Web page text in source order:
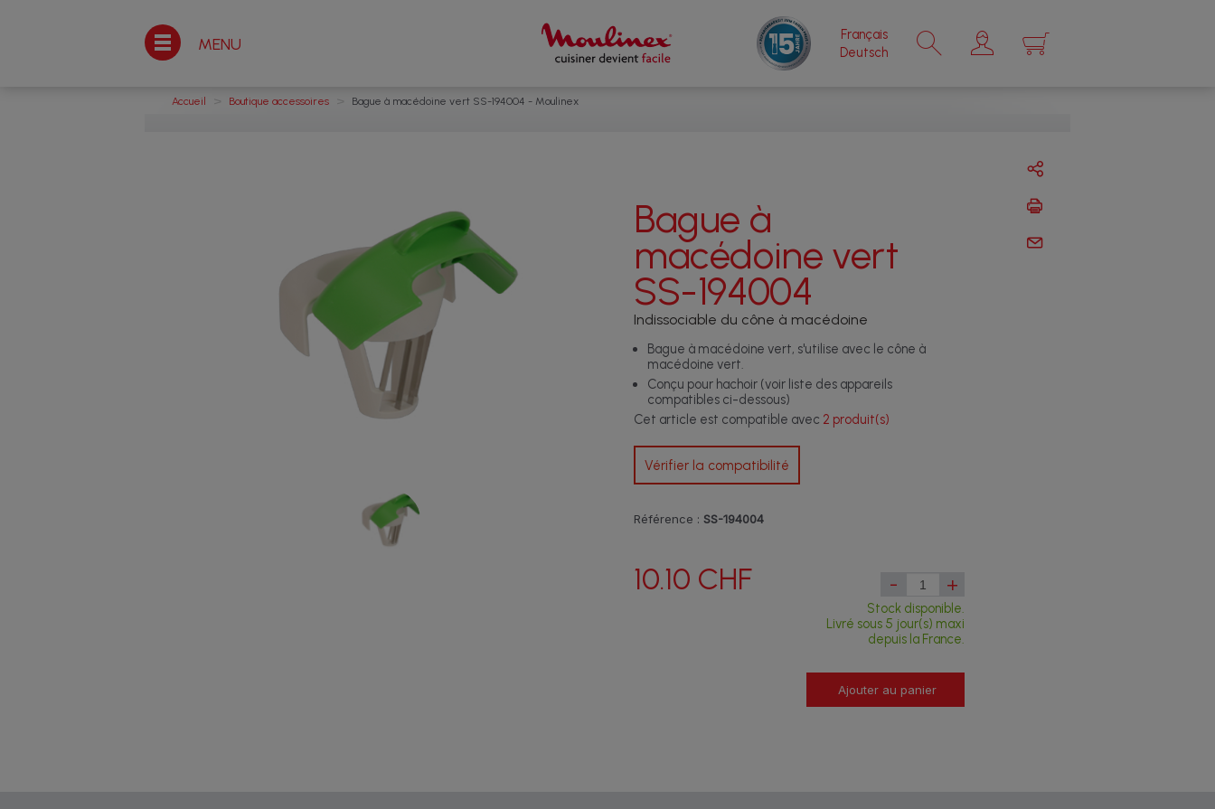
MENU
Français
Deutsch
×
Accueil > Boutique accessoires Bague à macédoine vert SS-194004 - Moulinex
Bague à
macédoine vert
SS-194004
Indissociable du cône à macédoine
Bague à macédoine vert, s'utilise avec le cône à
macédoine vert.
Conçu pour hachoir (voir liste des appareils
compatibles ci-dessous)
Cet article est compatible avec 2 produit(s)
Vérifier la compatibilité
Référence : SS-194004
10.10 CHF - +
Stock disponible.
Livré sous 5 jour(s) maxi
depuis la France.
Ajouter au panier